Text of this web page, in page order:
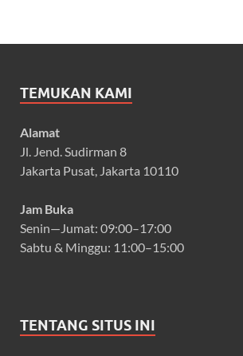
TEMUKAN KAMI
Alamat
Jl. Jend. Sudirman 8
Jakarta Pusat, Jakarta 10110
Jam Buka
Senin—Jumat: 09:00–17:00
Sabtu & Minggu: 11:00–15:00
TENTANG SITUS INI